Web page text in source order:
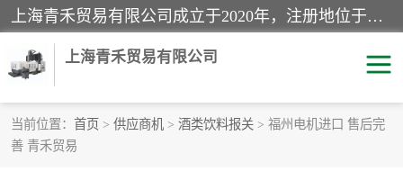
上海青禾贸易有限公司成立于2020年，注册地位于上海市宝山区。经营范围包括：机械设备、五金制品、劳防用品、电子产品、塑胶制品、家具、模具、纺织品、仪器仪表、建筑材料、装饰材料、化工产品、金属制品、机车配件等货物进出口报关、清关服务。
上海青禾贸易有限公司
当前位置： 首页 > 供应商机 > 酒类饮料报关 > 福州电机进口 售后完
善 青禾贸易
酒类饮料报关